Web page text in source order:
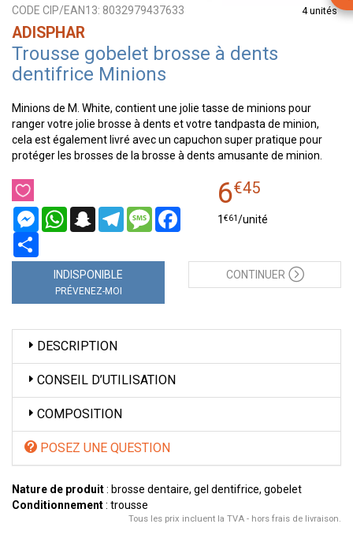
CODE CIP/EAN13: 8032979437633 4 unités
ADISPHAR
Trousse gobelet brosse à dents
dentifrice Minions
Minions de M. White, contient une jolie tasse de minions pour
ranger votre jolie brosse à dents et votre tandpasta de minion,
cela est également livré avec un capuchon super pratique pour
protéger les brosses de la brosse à dents amusante de minion.
MessengerWhatsAppSnapchatTelegramMessageFacebook
6€45
1€61/unité
INDISPONIBLE
PRÉVENEZ-MOI
CONTINUER
DESCRIPTION
CONSEIL D’UTILISATION
COMPOSITION
POSEZ UNE QUESTION
Nature de produit: brosse dentaire, gel dentifrice, gobelet
Conditionnement: trousse
Tous les prix incluent la TVA - hors frais de livraison.